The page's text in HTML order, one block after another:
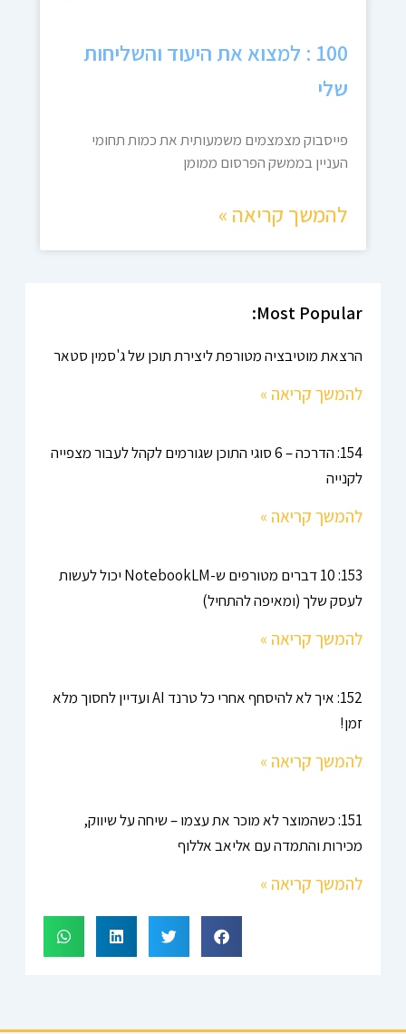
100 : למצוא את היעוד והשליחות
שלי
פייסבוק מצמצמים משמעותית את כמות תחומי
העניין בממשק הפרסום ממומן
להמשך קריאה »
Most Popular:
הרצאת מוטיבציה מטורפת ליצירת תוכן של ג'סמין סטאר
להמשך קריאה »
154: הדרכה – 6 סוגי התוכן שגורמים לקהל לעבור מצפייה
לקנייה
להמשך קריאה »
153: 10 דברים מטורפים ש-NotebookLM יכול לעשות
לעסק שלך (ומאיפה להתחיל)
להמשך קריאה »
152: איך לא להיסחף אחרי כל טרנד AI ועדיין לחסוך מלא
זמן!
להמשך קריאה »
151: כשהמוצר לא מוכר את עצמו – שיחה על שיווק,
מכירות והתמדה עם אליאב אללוף
להמשך קריאה »